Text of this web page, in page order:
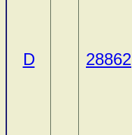
D 28862